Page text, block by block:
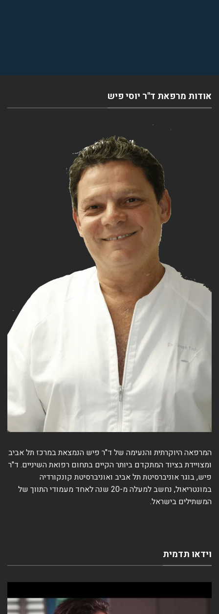
אודות מרפאת ד''ר יוסי פיש
המרפאה היוקרתית והנעימה של ד"ר פיש הנמצאת במרכז תל אביב
ומצויידת בציוד המתקדם ביותר הקיים בתחום רפואת השיניים. ד"ר
פיש, בוגר אוניברסיטת תל אביב ואוניברסיטת קונקורדיה
במונטריאול, נחשב למעלה מ-20 שנה לאחד מעמודי התווך של
המשתילים בישראל.
וידאו תדמית